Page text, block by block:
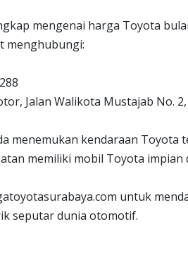
mengenai harga Toyota
menghubungi:
Jalan Walikota Mustajab No.
menemukan kendaraan
memiliki mobil Toyota
untuk
seputar dunia otomotif.